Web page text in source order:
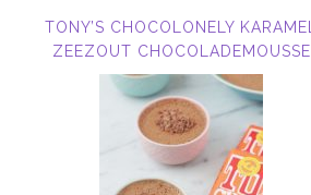
TONY’S CHOCOLONELY KARAMEL
ZEEZOUT CHOCOLADEMOUSSE